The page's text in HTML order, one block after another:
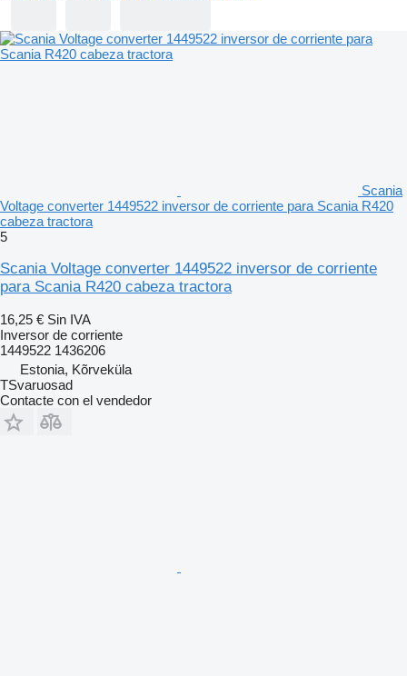
Scania
Voltage converter 1449522 inversor de corriente para Scania R420
cabeza tractora
5
Scania Voltage converter 1449522 inversor de corriente
para Scania R420 cabeza tractora
16,25 € Sin IVA
Inversor de corriente
1449522 1436206
Estonia, Kõrveküla
TSvaruosad
Contacte con el vendedor